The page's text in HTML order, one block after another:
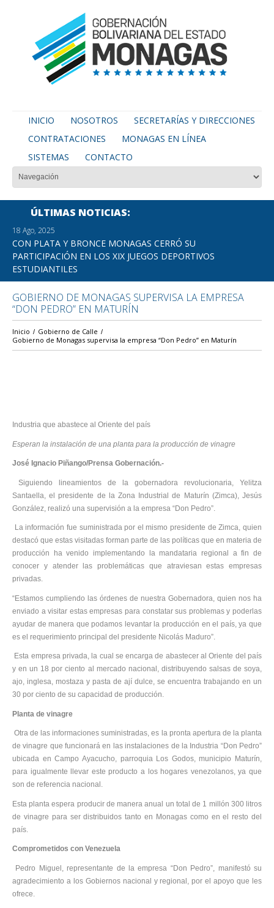
INICIO NOSOTROS
SECRETARÍAS Y DIRECCIONES
CONTRATACIONES
MONAGAS EN LÍNEA
SISTEMAS
CONTACTO
ÚLTIMAS NOTICIAS
18 Ago, 2025
CON PLATA Y BRONCE MONAGAS CERRÓ SU
PARTICIPACIÓN EN LOS XIX JUEGOS DEPORTIVOS
ESTUDIANTILES
GOBIERNO DE MONAGAS SUPERVISA LA EMPRESA
“DON PEDRO” EN MATURÍN
Inicio
Gobierno de Calle
Gobierno de Monagas supervisa la empresa “Don Pedro” en Maturín
Industria que abastece al Oriente del país
Esperan la instalación de una planta para la producción de vinagre
José Ignacio Piñango/Prensa Gobernación.-
Siguiendo lineamientos de la gobernadora revolucionaria, Yelitza
Santaella, el presidente de la Zona Industrial de Maturín (Zimca), Jesús
González, realizó una supervisión a la empresa “Don Pedro”.
La información fue suministrada por el mismo presidente de Zimca, quien
destacó que estas visitadas forman parte de las políticas que en materia de
producción ha venido implementando la mandataria regional a fin de
conocer y atender las problemáticas que atraviesan estas empresas
privadas.
“Estamos cumpliendo las órdenes de nuestra Gobernadora, quien nos ha
enviado a visitar estas empresas para constatar sus problemas y poderlas
ayudar de manera que podamos levantar la producción en el país, ya que
es el requerimiento principal del presidente Nicolás Maduro”.
Esta empresa privada, la cual se encarga de abastecer al Oriente del país
y en un 18 por ciento al mercado nacional, distribuyendo salsas de soya,
ajo, inglesa, mostaza y pasta de ají dulce, se encuentra trabajando en un
30 por ciento de su capacidad de producción.
Planta de vinagre
Otra de las informaciones suministradas, es la pronta apertura de la planta
de vinagre que funcionará en las instalaciones de la Industria “Don Pedro”
ubicada en Campo Ayacucho, parroquia Los Godos, municipio Maturín,
para igualmente llevar este producto a los hogares venezolanos, ya que
son de referencia nacional.
Esta planta espera producir de manera anual un total de 1 millón 300 litros
de vinagre para ser distribuidos tanto en Monagas como en el resto del
país.
Comprometidos con Venezuela
Pedro Miguel, representante de la empresa “Don Pedro”, manifestó su
agradecimiento a los Gobiernos nacional y regional, por el apoyo que les
ofrece.